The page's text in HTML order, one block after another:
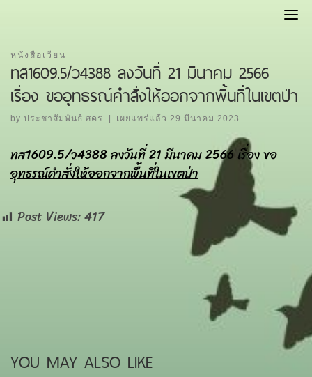
หนังสือเวียน
ทส1609.5/ว4388 ลงวันที่ 21 มีนาคม 2566
เรื่อง ขออุทธรณ์คำสั่งให้ออกจากพื้นที่ในเขตป่า
by ประชาสัมพันธ์ สคร เผยแพร่แล้ว29 มีนาคม 2023
ทส1609.5/ว4388 ลงวันที่ 21 มีนาคม 2566 เรื่อง ขอ
อุทธรณ์คำสั่งให้ออกจากพื้นที่ในเขตป่า
Post Views:417
YOU MAY ALSO LIKE